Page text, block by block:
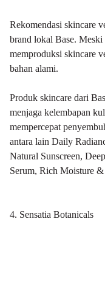
Rekomendasi skincare
brand lokal Base.
memproduksi skincare
bahan alami.
Produk skincare dari
menjaga kelembapan
mempercepat
antara lain Daily
Natural Sunscreen,
Serum, Rich Moisture
4. Sensatia Botanicals